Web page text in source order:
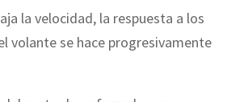
la velocidad, la respuesta a los
volante se hace progresivamente